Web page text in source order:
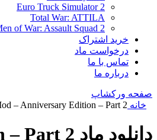
Euro Truck Simulator 2
Total War: ATTILA
of War: Assault Squad 2
خرید اشتراک
درخواست ماد
تماس با ما
درباره ما
صفحه ورکشاپ
خانه – Anniversary Edition – Part 2
دانلود ماد Radious Total War Mod – Anniversary Edition – Part 2